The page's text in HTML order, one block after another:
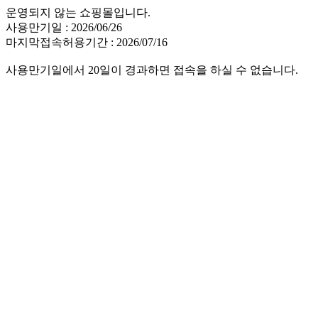
운영되지 않는 쇼핑몰입니다.
사용만기일 : 2026/06/26
마지막접속허용기간 : 2026/07/16
사용만기일에서 20일이 경과하면 접속을 하실 수 없습니다.